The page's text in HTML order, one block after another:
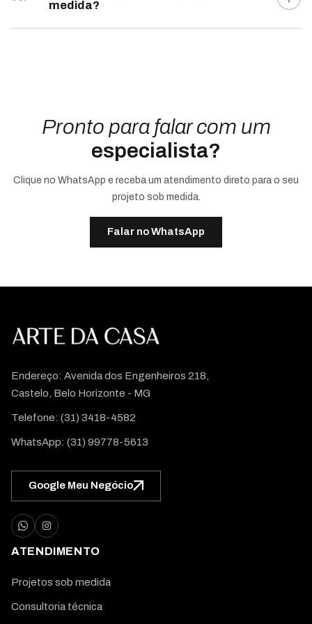
medida?
Pronto para falar com um
especialista?
Clique no WhatsApp e receba um atendimento direto para o seu
projeto sob medida.
Falar no WhatsApp
Endereço: Avenida dos Engenheiros 218,
Castelo, Belo Horizonte - MG
Telefone: (31) 3418-4582
WhatsApp: (31) 99778-5613
Google Meu Negócio
ATENDIMENTO
Projetos sob medida
Consultoria técnica